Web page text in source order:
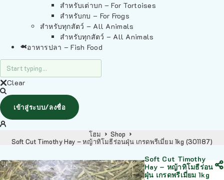
สำหรับเต่าบก – For Tortoises
สำหรับกบ – For Frogs
สำหรับทุกสัตว์ – All Animals
สำหรับทุกสัตว์ – All Animals
อาหารปลา – Fish Food
Clear
เข้าสู่ระบบ/ลงชื่อ
โฮม
Shop
Soft Cut Timothy Hay – หญ้าทิโมธีร่อนฝุ่น เกรดพรีเมี่ยม 1kg (301187)
Soft Cut Timothy
Hay – หญ้าทิโมธีร่อน
ฝุ่น เกรดพรีเมี่ยม 1kg